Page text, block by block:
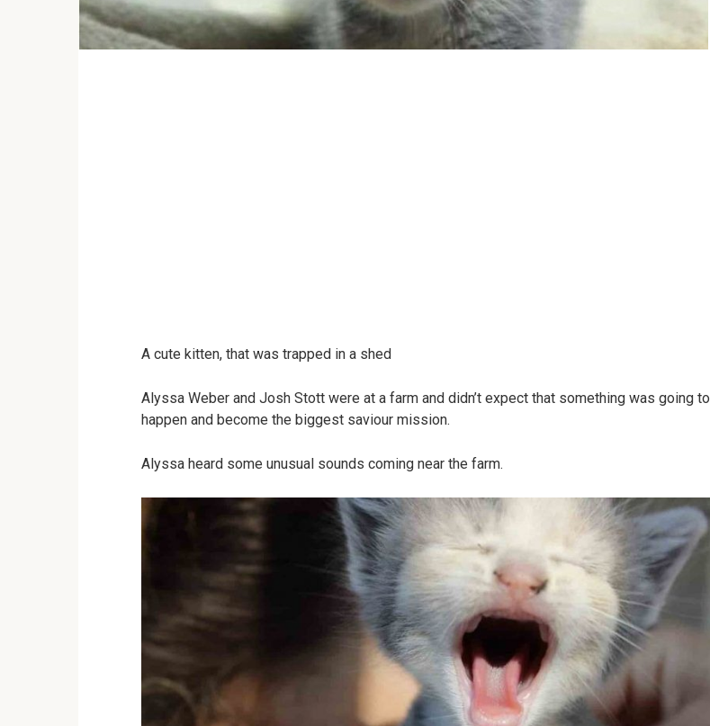
A cute kitten, that was trapped in a shed
Alyssa Weber and Josh Stott were at a farm and didn’t expect that something was going to
happen and become the biggest saviour mission.
Alyssa heard some unusual sounds coming near the farm.